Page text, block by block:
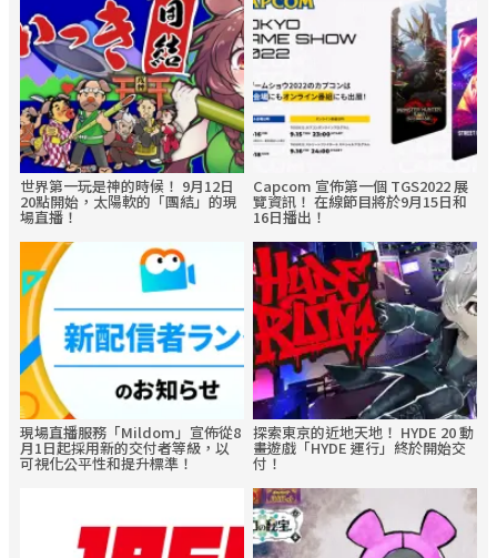
世界第一玩是神的時候！ 9月12日
20點開始，太陽軟的「團結」的現
場直播！
Capcom 宣佈第一個 TGS2022 展
覽資訊！ 在線節目將於9月15日和
16日播出！
現場直播服務「Mildom」宣佈從8
月1日起採用新的交付者等級，以
可視化公平性和提升標準！
探索東京的近地天地！ HYDE 20 動
畫遊戲「HYDE 運行」終於開始交
付！